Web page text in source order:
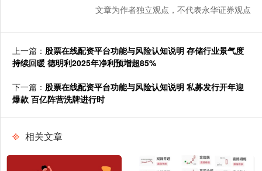
文章为作者独立观点，不代表永华证券观点
上一篇： 股票在线配资平台功能与风险认知说明 存储行业景气度
持续回暖 德明利2025年净利预增超85%
下一篇： 股票在线配资平台功能与风险认知说明 私募发行开年迎
爆款 百亿阵营洗牌进行时
相关文章